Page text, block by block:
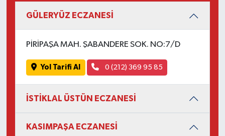
GÜLERYÜZ ECZANESİ
PİRİPAŞA MAH. ŞABANDERE SOK. NO:7/D
Yol Tarifi Al 0 (212) 369 95 85
İSTİKLAL ÜSTÜN ECZANESİ
KASIMPAŞA ECZANESİ